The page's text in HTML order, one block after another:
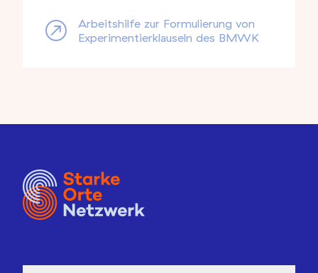
Arbeitshilfe zur Formulierung von
Experimentierklauseln des BMWK